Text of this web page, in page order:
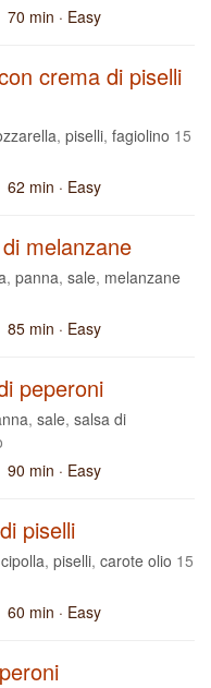
70 min · Easy
crema di piselli
, piselli, fagiolino 15
62 min · Easy
melanzane
, panna, sale, melanzane
85 min · Easy
peperoni
, sale, salsa di
90 min · Easy
piselli
cipolla, piselli, carote olio 15
60 min · Easy